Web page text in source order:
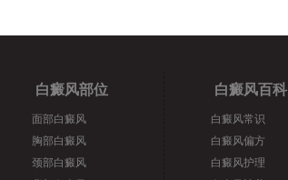
白癜风部位
面部白癜风
胸部白癜风
颈部白癜风
白癜风百科
白癜风常识
白癜风偏方
白癜风护理